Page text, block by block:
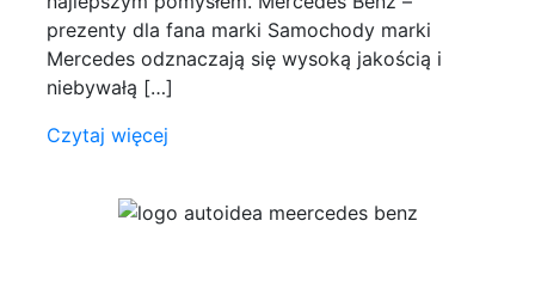
prezenty dla fana marki Samochody marki
Mercedes odznaczają się wysoką jakością i
niebywałą […]
Czytaj więcej